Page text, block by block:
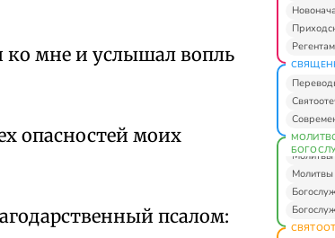
ко мне и услышал вопль
опасностей моих
псалом:
Молитвы
Молитвы